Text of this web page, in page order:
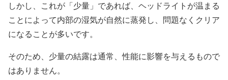
しかし、これが「少量」であれば、ヘッドライトが温まる
ことによって内部の湿気が自然に蒸発し、問題なくクリア
になることが多いです。
そのため、少量の結露は通常、性能に影響を与えるもので
はありません。